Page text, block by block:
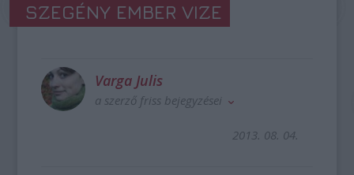
SZEGÉNY EMBER VIZE
Varga Julis
a szerző friss bejegyzései
2013. 08. 04.